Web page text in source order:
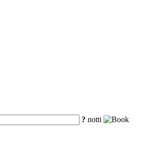
? notti